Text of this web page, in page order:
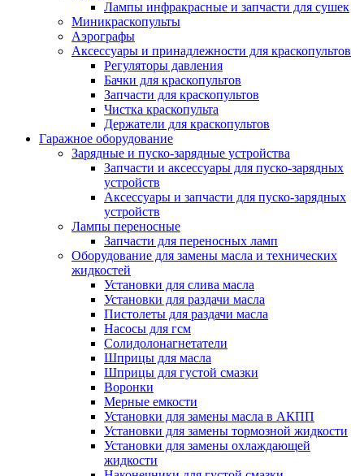
Лампы инфракрасные и запчасти для сушек
Миникраскопульты
Аэрографы
Аксессуары и принадлежности для краскопультов
Регуляторы давления
Бачки для краскопультов
Запчасти для краскопультов
Чистка краскопульта
Держатели для краскопультов
Гаражное оборудование
Зарядные и пуско-зарядные устройства
Запчасти и аксессуары для пуско-зарядных
устройств
Аксессуары и запчасти для пуско-зарядных
устройств
Лампы переносные
Запчасти для переносных ламп
Оборудование для замены масла и технических
жидкостей
Установки для слива масла
Установки для раздачи масла
Пистолеты для раздачи масла
Насосы для гсм
Солидолонагнетатели
Шприцы для масла
Шприцы для густой смазки
Воронки
Мерные емкости
Установки для замены масла в АКПП
Установки для замены тормозной жидкости
Установки для замены охлаждающей
жидкости